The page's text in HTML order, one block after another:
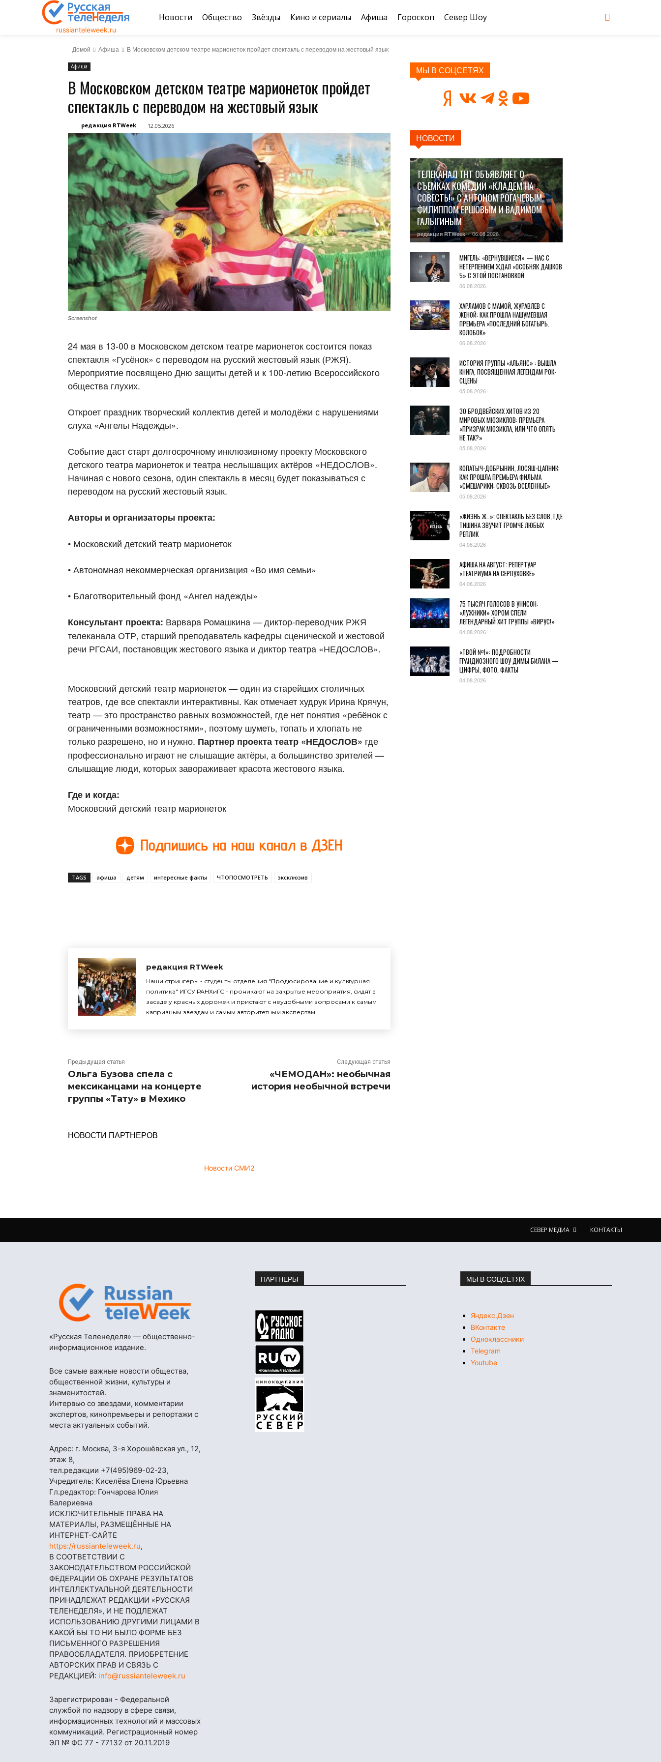
russianteleweek.ru
Новости Общество Звёзды Кино и сериалы Афиша Гороскоп Север Шоу
Домой Афиша В Московском детском театре марионеток пройдет спектакль с переводом на жестовый язык
Афиша
В Московском детском театре марионеток пройдет
спектакль с переводом на жестовый язык
редакция RTWeek 12.05.2026
Screenshot
24 мая в 13-00 в Московском детском театре марионеток состоится показ
спектакля «Гусёнок» с переводом на русский жестовый язык (РЖЯ).
Мероприятие посвящено Дню защиты детей и к 100-летию Всероссийского
общества глухих.
Откроет праздник творческий коллектив детей и молодёжи с нарушениями
слуха «Ангелы Надежды».
Событие даст старт долгосрочному инклюзивному проекту Московского
детского театра марионеток и театра неслышащих актёров «НЕДОСЛОВ».
Начиная с нового сезона, один спектакль в месяц будет показываться с
переводом на русский жестовый язык.
Авторы и организаторы проекта:
• Московский детский театр марионеток
• Автономная некоммерческая организация «Во имя семьи»
• Благотворительный фонд «Ангел надежды»
Консультант проекта: Варвара Ромашкина — диктор-переводчик РЖЯ
телеканала ОТР, старший преподаватель кафедры сценической и жестовой
речи РГСАИ, постановщик жестового языка и диктор театра «НЕДОСЛОВ».
Московский детский театр марионеток — один из старейших столичных
театров, где все спектакли интерактивны. Как отмечает худрук Ирина Крячун,
театр — это пространство равных возможностей, где нет понятия «ребёнок с
ограниченными возможностями», поэтому шуметь, топать и хлопать не
только разрешено, но и нужно. Партнер проекта театр «НЕДОСЛОВ» где
профессионально играют не слышащие актёры, а большинство зрителей —
слышащие люди, которых завораживает красота жестового языка.
Где и когда:
Московский детский театр марионеток
TAGS афиша детям интересные факты ЧТОПОСМОТРЕТЬ эксклюзив
редакция RTWeek
Наши стрингеры - студенты отделения "Продюсирование и культурная
политика" ИГСУ РАНХиГС - проникают на закрытые мероприятия, сидят в
засаде у красных дорожек и пристают с неудобными вопросами к самым
капризным звездам и самым авторитетным экспертам.
Предыдущая статья
Ольга Бузова спела с
мексиканцами на концерте
группы «Тату» в Мехико
Следующая статья
«ЧЕМОДАН»: необычная
история необычной встречи
НОВОСТИ ПАРТНЕРОВ
Новости СМИ2
МЫ В СОЦСЕТЯХ
НОВОСТИ
ТЕЛЕКАНАЛ ТНТ ОБЪЯВЛЯЕТ О
СЪЕМКАХ КОМЕДИИ «КЛАДЕМ НА
СОВЕСТЬ!» С АНТОНОМ РОГАЧЕВЫМ,
ФИЛИППОМ ЕРШОВЫМ И ВАДИМОМ
ГАЛЫГИНЫМ
редакция RTWeek - 06.08.2026
МИГЕЛЬ: «ВЕРНУВШИЕСЯ» — НАС С
НЕТЕРПЕНИЕМ ЖДАЛ «ОСОБНЯК ДАШКОВ
5» С ЭТОЙ ПОСТАНОВКОЙ
06.08.2026
ХАРЛАМОВ С МАМОЙ, ЖУРАВЛЕВ С
ЖЕНОЙ: КАК ПРОШЛА НАШУМЕВШАЯ
ПРЕМЬЕРА «ПОСЛЕДНИЙ БОГАТЫРЬ.
КОЛОБОК»
06.08.2026
ИСТОРИЯ ГРУППЫ «АЛЬЯНС» : ВЫШЛА
КНИГА, ПОСВЯЩЕННАЯ ЛЕГЕНДАМ РОК-
СЦЕНЫ
05.08.2026
30 БРОДВЕЙСКИХ ХИТОВ ИЗ 20
МИРОВЫХ МЮЗИКЛОВ: ПРЕМЬЕРА
«ПРИЗРАК МЮЗИКЛА, ИЛИ ЧТО ОПЯТЬ
НЕ ТАК?»
05.08.2026
КОПАТЫЧ-ДОБРЫНИН, ЛОСЯШ-ЦАПНИК:
КАК ПРОШЛА ПРЕМЬЕРА ФИЛЬМА
«СМЕШАРИКИ: СКВОЗЬ ВСЕЛЕННЫЕ»
05.08.2026
«ЖИЗНЬ Ж…»: СПЕКТАКЛЬ БЕЗ СЛОВ, ГДЕ
ТИШИНА ЗВУЧИТ ГРОМЧЕ ЛЮБЫХ
РЕПЛИК
04.08.2026
АФИША НА АВГУСТ: РЕПЕРТУАР
«ТЕАТРИУМА НА СЕРПУХОВКЕ»
04.08.2026
75 ТЫСЯЧ ГОЛОСОВ В УНИСОН:
«ЛУЖНИКИ» ХОРОМ СПЕЛИ
ЛЕГЕНДАРНЫЙ ХИТ ГРУППЫ «ВИРУС!»
04.08.2026
«ТВОЙ №1»: ПОДРОБНОСТИ
ГРАНДИОЗНОГО ШОУ ДИМЫ БИЛАНА —
ЦИФРЫ, ФОТО, ФАКТЫ
04.08.2026
СЕВЕР МЕДИА КОНТАКТЫ
«Русская Теленеделя» — общественно-
информационное издание.
Все самые важные новости общества,
общественной жизни, культуры и
знаменитостей.
Интервью со звездами, комментарии
экспертов, кинопремьеры и репортажи с
места актуальных событий.
Адрес: г. Москва, 3-я Хорошёвская ул., 12,
этаж 8,
тел.редакции +7(495)969-02-23,
Учредитель: Киселёва Елена Юрьевна
Гл.редактор: Гончарова Юлия
Валериевна
ИСКЛЮЧИТЕЛЬНЫЕ ПРАВА НА
МАТЕРИАЛЫ, РАЗМЕЩЁННЫЕ НА
ИНТЕРНЕТ-САЙТЕ
https://russianteleweek.ru,
В СООТВЕТСТВИИ С
ЗАКОНОДАТЕЛЬСТВОМ РОССИЙСКОЙ
ФЕДЕРАЦИИ ОБ ОХРАНЕ РЕЗУЛЬТАТОВ
ИНТЕЛЛЕКТУАЛЬНОЙ ДЕЯТЕЛЬНОСТИ
ПРИНАДЛЕЖАТ РЕДАКЦИИ «РУССКАЯ
ТЕЛЕНЕДЕЛЯ», И НЕ ПОДЛЕЖАТ
ИСПОЛЬЗОВАНИЮ ДРУГИМИ ЛИЦАМИ В
КАКОЙ БЫ ТО НИ БЫЛО ФОРМЕ БЕЗ
ПИСЬМЕННОГО РАЗРЕШЕНИЯ
ПРАВООБЛАДАТЕЛЯ. ПРИОБРЕТЕНИЕ
АВТОРСКИХ ПРАВ И СВЯЗЬ С
РЕДАКЦИЕЙ: info@russianteleweek.ru
Зарегистрирован - Федеральной
службой по надзору в сфере связи,
информационных технологий и массовых
коммуникаций. Регистрационный номер
ЭЛ № ФС 77 - 77132 от 20.11.2019
ПАРТНЕРЫ МЫ В СОЦСЕТЯХ
Яндекс.Дзен
ВКонтакте
Одноклассники
Telegram
Youtube